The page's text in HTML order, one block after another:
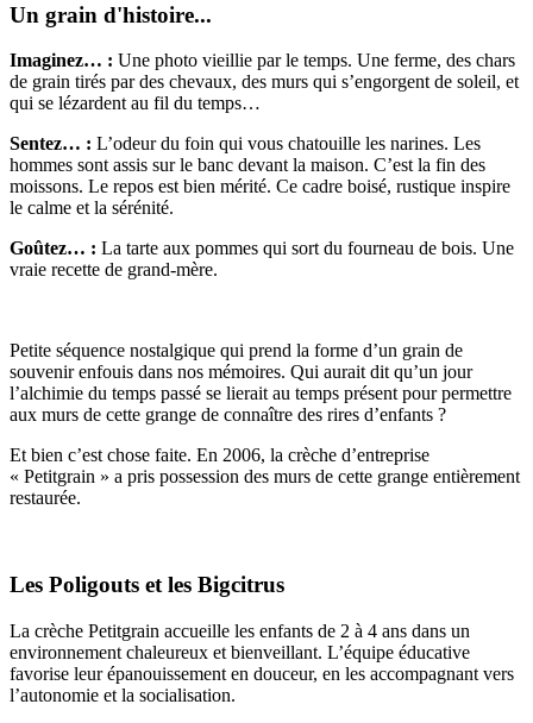
Un grain d'histoire...
Imaginez… : Une photo vieillie par le temps. Une ferme, des chars
de grain tirés par des chevaux, des murs qui s’engorgent de soleil, et
qui se lézardent au fil du temps…
Sentez… : L’odeur du foin qui vous chatouille les narines. Les
hommes sont assis sur le banc devant la maison. C’est la fin des
moissons. Le repos est bien mérité. Ce cadre boisé, rustique inspire
le calme et la sérénité.
Goûtez… : La tarte aux pommes qui sort du fourneau de bois. Une
vraie recette de grand-mère.
Petite séquence nostalgique qui prend la forme d’un grain de
souvenir enfouis dans nos mémoires. Qui aurait dit qu’un jour
l’alchimie du temps passé se lierait au temps présent pour permettre
aux murs de cette grange de connaître des rires d’enfants ?
Et bien c’est chose faite. En 2006, la crèche d’entreprise
« Petitgrain » a pris possession des murs de cette grange entièrement
restaurée.
Les Poligouts et les Bigcitrus
La crèche Petitgrain accueille les enfants de 2 à 4 ans dans un
environnement chaleureux et bienveillant. L’équipe éducative
favorise leur épanouissement en douceur, en les accompagnant vers
l’autonomie et la socialisation.